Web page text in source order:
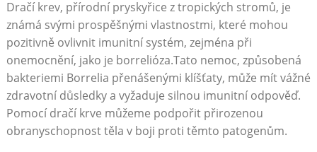
Dračí krev, přírodní pryskyřice z tropických stromů, je
známá svými prospěšnými vlastnostmi, které mohou
pozitivně ovlivnit imunitní systém, zejména při
onemocnění, jako je borrelióza.Tato nemoc, způsobená
bakteriemi Borrelia přenášenými klíšťaty, může mít vážné
zdravotní důsledky a vyžaduje silnou imunitní odpověď.
Pomocí dračí krve můžeme podpořit přirozenou
obranyschopnost těla v boji proti těmto patogenům.